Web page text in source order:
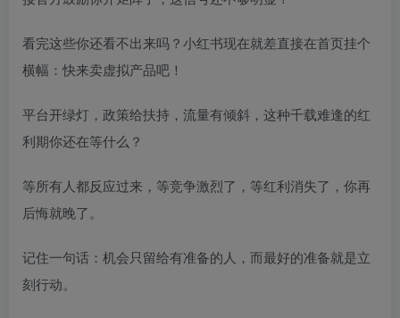
看完这些你还看不出来吗？小红书现在就差直接在首页挂个
横幅：快来卖虚拟产品吧！
平台开绿灯，政策给扶持，流量有倾斜，这种千载难逢的红
利期你还在等什么？
等所有人都反应过来，等竞争激烈了，等红利消失了，你再
后悔就晚了。
记住一句话：机会只留给有准备的人，而最好的准备就是立
刻行动。